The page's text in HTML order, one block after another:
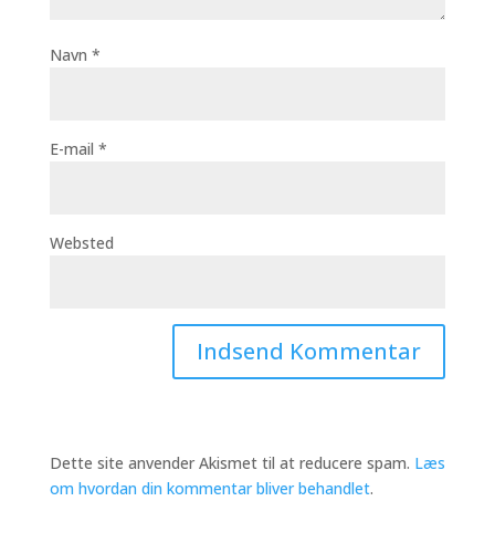
Navn *
E-mail *
Websted
Dette site anvender Akismet til at reducere spam. Læs
om hvordan din kommentar bliver behandlet.